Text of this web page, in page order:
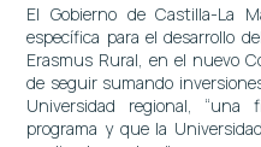
El Gobierno de Castilla-La
específica para el desarrollo
Erasmus Rural, en el nuevo
de seguir sumando
Universidad regional, “una
programa y que la